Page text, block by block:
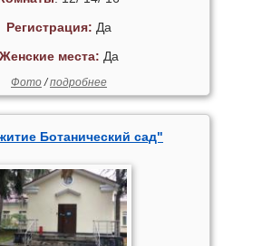
Регистрация: Да
Женские места: Да
Фото/подробнее
Ботанический сад"